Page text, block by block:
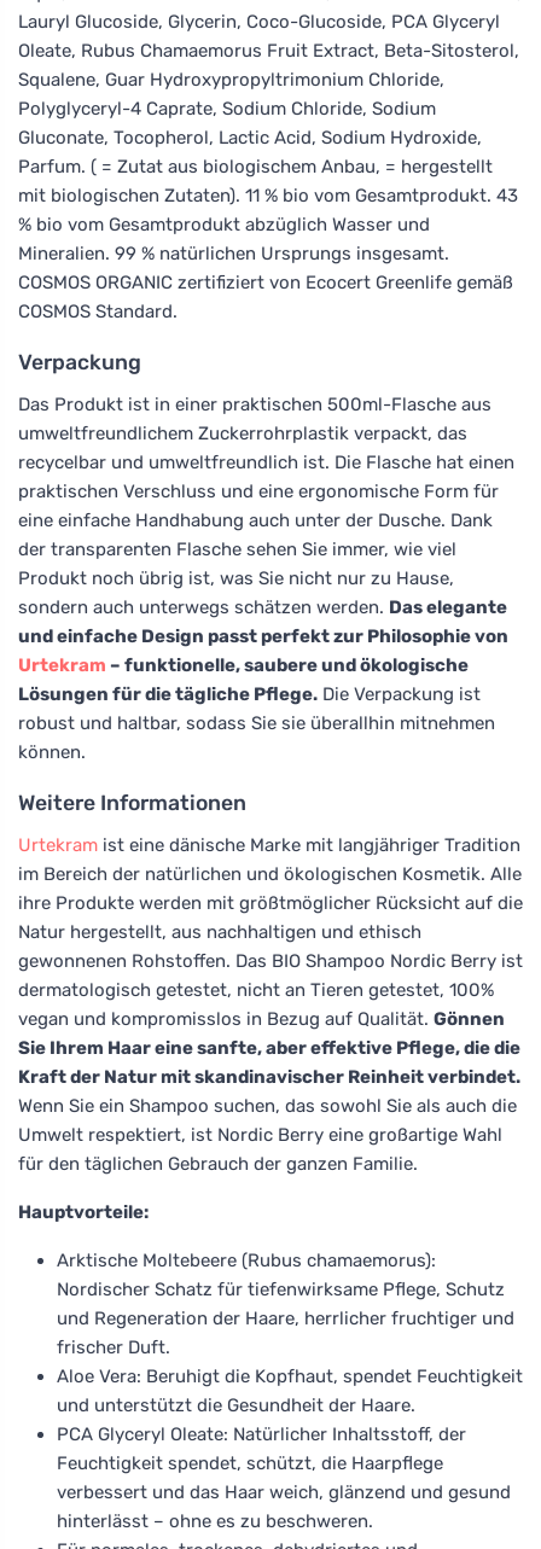
Lauryl Glucoside, Glycerin, Coco-Glucoside, PCA Glyceryl
Oleate, Rubus Chamaemorus Fruit Extract, Beta-Sitosterol,
Squalene, Guar Hydroxypropyltrimonium Chloride,
Polyglyceryl-4 Caprate, Sodium Chloride, Sodium
Gluconate, Tocopherol, Lactic Acid, Sodium Hydroxide,
Parfum. ( = Zutat aus biologischem Anbau, = hergestellt
mit biologischen Zutaten). 11 % bio vom Gesamtprodukt. 43
% bio vom Gesamtprodukt abzüglich Wasser und
Mineralien. 99 % natürlichen Ursprungs insgesamt.
COSMOS ORGANIC zertifiziert von Ecocert Greenlife gemäß
COSMOS Standard.
Verpackung
Das Produkt ist in einer praktischen 500ml-Flasche aus
umweltfreundlichem Zuckerrohrplastik verpackt, das
recycelbar und umweltfreundlich ist. Die Flasche hat einen
praktischen Verschluss und eine ergonomische Form für
eine einfache Handhabung auch unter der Dusche. Dank
der transparenten Flasche sehen Sie immer, wie viel
Produkt noch übrig ist, was Sie nicht nur zu Hause,
sondern auch unterwegs schätzen werden. Das elegante
und einfache Design passt perfekt zur Philosophie von
Urtekram – funktionelle, saubere und ökologische
Lösungen für die tägliche Pflege. Die Verpackung ist
robust und haltbar, sodass Sie sie überallhin mitnehmen
können.
Weitere Informationen
Urtekram ist eine dänische Marke mit langjähriger Tradition
im Bereich der natürlichen und ökologischen Kosmetik. Alle
ihre Produkte werden mit größtmöglicher Rücksicht auf die
Natur hergestellt, aus nachhaltigen und ethisch
gewonnenen Rohstoffen. Das BIO Shampoo Nordic Berry ist
dermatologisch getestet, nicht an Tieren getestet, 100%
vegan und kompromisslos in Bezug auf Qualität. Gönnen
Sie Ihrem Haar eine sanfte, aber effektive Pflege, die die
Kraft der Natur mit skandinavischer Reinheit verbindet.
Wenn Sie ein Shampoo suchen, das sowohl Sie als auch die
Umwelt respektiert, ist Nordic Berry eine großartige Wahl
für den täglichen Gebrauch der ganzen Familie.
Hauptvorteile:
Arktische Moltebeere (Rubus chamaemorus):
Nordischer Schatz für tiefenwirksame Pflege, Schutz
und Regeneration der Haare, herrlicher fruchtiger und
frischer Duft.
Aloe Vera: Beruhigt die Kopfhaut, spendet Feuchtigkeit
und unterstützt die Gesundheit der Haare.
PCA Glyceryl Oleate: Natürlicher Inhaltsstoff, der
Feuchtigkeit spendet, schützt, die Haarpflege
verbessert und das Haar weich, glänzend und gesund
hinterlässt – ohne es zu beschweren.